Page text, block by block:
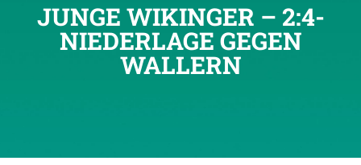
JUNGE WIKINGER – 2:4-
NIEDERLAGE GEGEN
WALLERN